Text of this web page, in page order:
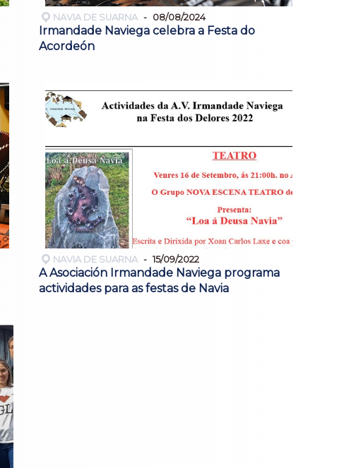
NAVIA DE SUARNA 08/08/2024
Irmandade Naviega celebra a Festa do
Acordeón
NAVIA DE SUARNA 15/09/2022
A Asociación Irmandade Naviega programa
actividades para as festas de Navia